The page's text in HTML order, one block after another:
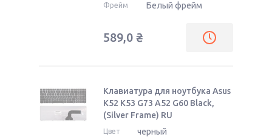
Фрейм Белый фрейм
589,0 ₴
Клавиатура для ноутбука Asus
K52 K53 G73 A52 G60 Black,
(Silver Frame) RU
Цвет черный